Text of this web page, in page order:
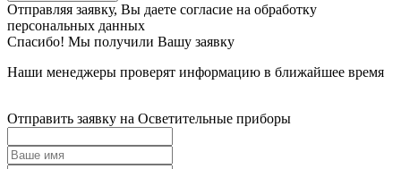
Отправляя заявку, Вы даете согласие на обработку
персональных данных
Спасибо! Мы получили Вашу заявку
Наши менеджеры проверят информацию в ближайшее время
Отправить заявку на Осветительные приборы